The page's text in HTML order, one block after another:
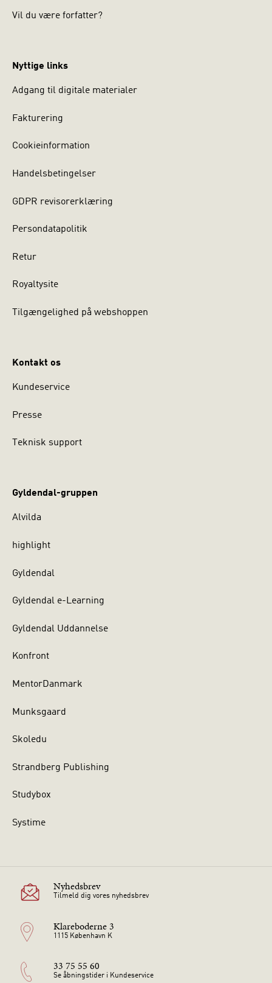
Vil du være forfatter?
Nyttige links
Adgang til digitale materialer
Fakturering
Cookieinformation
Handelsbetingelser
GDPR revisorerklæring
Persondatapolitik
Retur
Royaltysite
Tilgængelighed på webshoppen
Kontakt os
Kundeservice
Presse
Teknisk support
Gyldendal-gruppen
Alvilda
highlight
Gyldendal
Gyldendal e-Learning
Gyldendal Uddannelse
Konfront
MentorDanmark
Munksgaard
Skoledu
Strandberg Publishing
Studybox
Systime
Nyhedsbrev
Tilmeld dig vores nyhedsbrev
Klareboderne 3
1115 København K
33 75 55 60
Se åbningstider i Kundeservice